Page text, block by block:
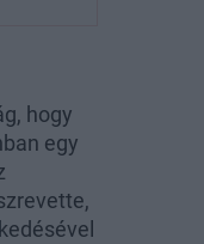
hogy
egy